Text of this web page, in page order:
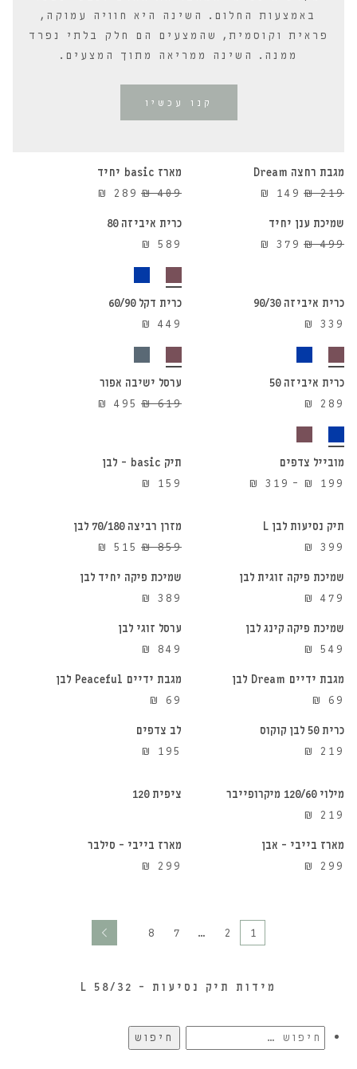
באמצעות החלום. השינה היא חוויה עמוקה,
פראית וקוסמית, שהמצעים הם חלק בלתי נפרד
ממנה. השינה ממריאה מתוך המצעים.
קנו עכשיו
32%
הנחה
מגבת רחצה Dream
₪219
המחיר
היה:
₪ 219.
₪ 149
29%
הנחה
מארז basic יחיד
₪409
המחיר
היה:
₪ 289
24%
הנחה
הוספה לסל
שמיכת ענן יחיד
₪499
המחיר
₪ 499.
₪ 379
₪ 379.
הוספה לסל
כרית איביזה 80
₪ 589
כרית איביזה 90/30
₪ 339
כרית דקל 60/90
₪ 449
כרית איביזה 50
₪ 289
20%
הנחה
ערסל ישיבה אפור
₪619
המחיר
₪ 619.
₪ 495
מובייל צדפים
₪ 199
–
₪ 319
תיק basic – לבן
₪ 159 הוספה לסל
תיק נסיעות לבן L
₪ 399
40%
הנחה
מזרן רביצה 70/180 לבן
₪859
המחיר
היה:
₪ 515
הוא:
הוספה לסל
שמיכת פיקה זוגית לבן
₪ 479
הוספה לסל
שמיכת פיקה יחיד לבן
₪ 389
הוספה לסל
שמיכת פיקה קינג לבן
₪ 549
הוספה לסל
ערסל זוגי לבן
₪ 849
הוספה לסל
מגבת ידיים Dream לבן
₪ 69
הוספה לסל
מגבת ידיים Peaceful לבן
₪ 69
הוספה לסל
כרית 50 לבן קוקוס
₪ 219
הוספה לסל
לב צדפים
₪ 195
מילוי 120/60 מיקרופייבר
₪ 219
ציפית 120 הוספה לסל
מארז בייבי – אבן
₪ 299
הוספה לסל
מארז בייבי – סילבר
₪ 299
1
2
…
7
8
מידות תיק נסיעות – 58/32 L
חיפוש: